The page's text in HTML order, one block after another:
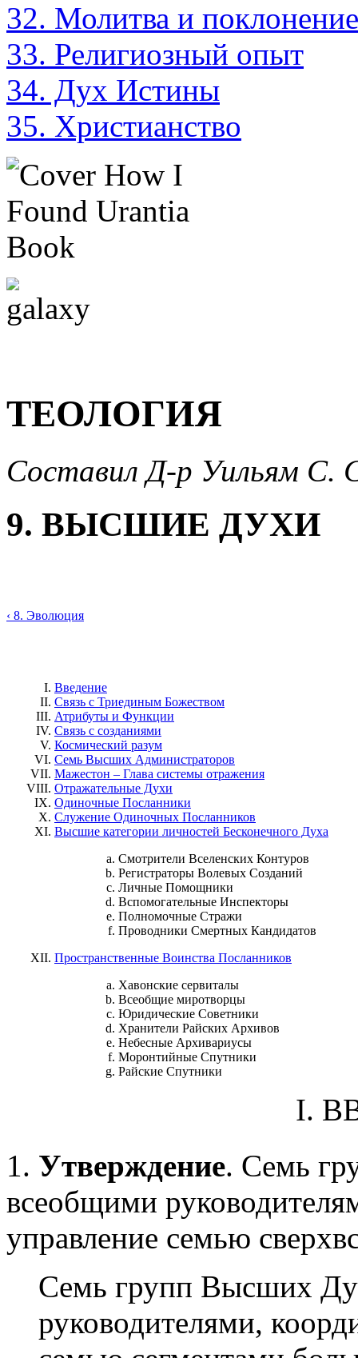
32. Молитва и поклонение
33. Религиозный опыт
34. Дух Истины
35. Христианство
ТЕОЛОГИЯ
Составил Д-р Уильям С.
9. ВЫСШИЕ ДУХИ
‹ 8. Эволюция
Введение
Связь с Триединым Божеством
Атрибуты и Функции
Связь с созданиями
Космический разум
Семь Высших Администраторов
Мажестон – Глава системы отражения
Отражательные Духи
Одиночные Посланники
Служение Одиночных Посланников
Высшие категории личностей Бесконечного Духа
Смотрители Вселенских Контуров
Регистраторы Волевых Созданий
Личные Помощники
Вспомогательные Инспекторы
Полномочные Стражи
Проводники Смертных Кандидатов
Пространственные Воинства Посланников
Хавонские сервиталы
Всеобщие миротворцы
Юридические Советники
Хранители Райских Архивов
Небесные Архивариусы
Моронтийные Спутники
Райские Спутники
I.
1. Утверждение. Семь
всеобщими
управление семью
Семь групп Высших
руководителями,